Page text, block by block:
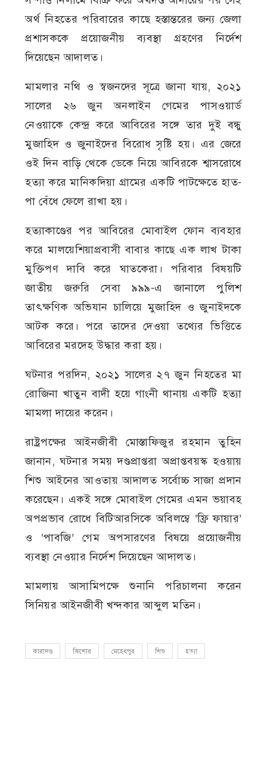
অর্থ নিহতের পরিবারের কাছে হস্তান্তরের জন্য জেলা
প্রশাসককে প্রয়োজনীয় ব্যবস্থা গ্রহণের নির্দেশ
দিয়েছেন আদালত।
মামলার নথি ও স্বজনদের সূত্রে জানা যায়, ২০২১
সালের ২৬ জুন অনলাইন গেমের পাসওয়ার্ড
নেওয়াকে কেন্দ্র করে আবিরের সঙ্গে তার দুই বন্ধু
মুজাহিদ ও জুনাইদের বিরোধ সৃষ্টি হয়। এর জেরে
ওই দিন বাড়ি থেকে ডেকে নিয়ে আবিরকে শ্বাসরোধে
হত্যা করে মানিকদিয়া গ্রামের একটি পাটক্ষেতে হাত-
পা বেঁধে ফেলে রাখা হয়।
হত্যাকাণ্ডের পর আবিরের মোবাইল ফোন ব্যবহার
করে মালয়েশিয়াপ্রবাসী বাবার কাছে এক লাখ টাকা
মুক্তিপণ দাবি করে ঘাতকেরা। পরিবার বিষয়টি
জাতীয় জরুরি সেবা ৯৯৯-এ জানালে পুলিশ
তাৎক্ষণিক অভিযান চালিয়ে মুজাহিদ ও জুনাইদকে
আটক করে। পরে তাদের দেওয়া তথ্যের ভিত্তিতে
আবিরের মরদেহ উদ্ধার করা হয়।
ঘটনার পরদিন, ২০২১ সালের ২৭ জুন নিহতের মা
রোজিনা খাতুন বাদী হয়ে গাংনী থানায় একটি হত্যা
মামলা দায়ের করেন।
রাষ্ট্রপক্ষের আইনজীবী মোস্তাফিজুর রহমান তুহিন
জানান, ঘটনার সময় দণ্ডপ্রাপ্তরা অপ্রাপ্তবয়স্ক হওয়ায়
শিশু আইনের আওতায় আদালত সর্বোচ্চ সাজা প্রদান
করেছেন। একই সঙ্গে মোবাইল গেমের এমন ভয়াবহ
অপপ্রভাব রোধে বিটিআরসিকে অবিলম্বে ‘ফ্রি ফায়ার’
ও ‘পাবজি’ গেম অপসারণের বিষয়ে প্রয়োজনীয়
ব্যবস্থা নেওয়ার নির্দেশ দিয়েছেন আদালত।
মামলায় আসামিপক্ষে শুনানি পরিচালনা করেন
সিনিয়র আইনজীবী খন্দকার আব্দুল মতিন।
কারাদণ্ড কিশোর মেহেরপুর শিশু হত্যা